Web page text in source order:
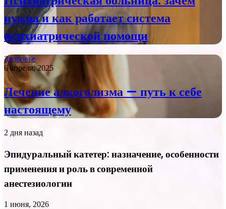
нужна и как работает система
психиатрической помощи
Здоровье
6 апреля, 2025
Лечение алкоголизма — путь к себе
настоящему
2 дня назад
Эпидуральный катетер: назначение, особенности
применения и роль в современной
анестезиологии
1 июня, 2026